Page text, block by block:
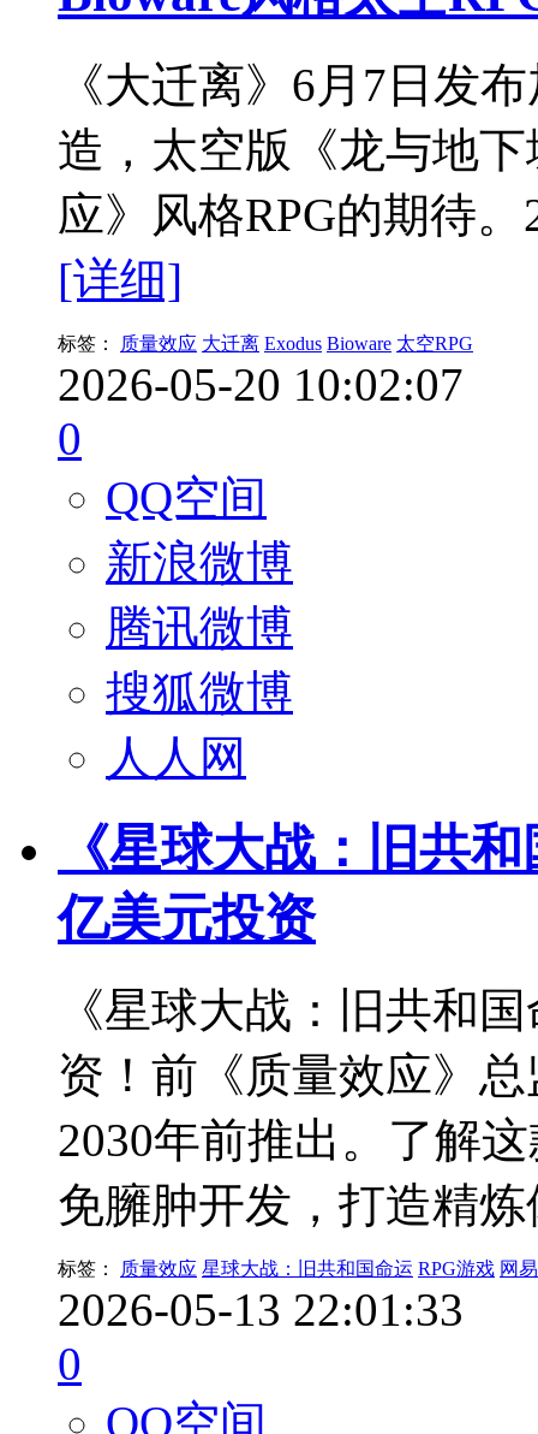
《大迁离》6月7日发
造，太空版《龙与地
应》风格RPG的期待
[详细]
标签： 质量效应 大迁离 Exodus Bioware 太空RPG
2026-05-20 10:02:07
0
QQ空间
新浪微博
腾讯微博
搜狐微博
人人网
《星球大战：旧共
亿美元投资
《星球大战：旧共和
资！前《质量效应》
2030年前推出。了解
免臃肿开发，打造精
标签： 质量效应 星球大战：旧共和国命运 RPG游戏 网
2026-05-13 22:01:33
0
QQ空间